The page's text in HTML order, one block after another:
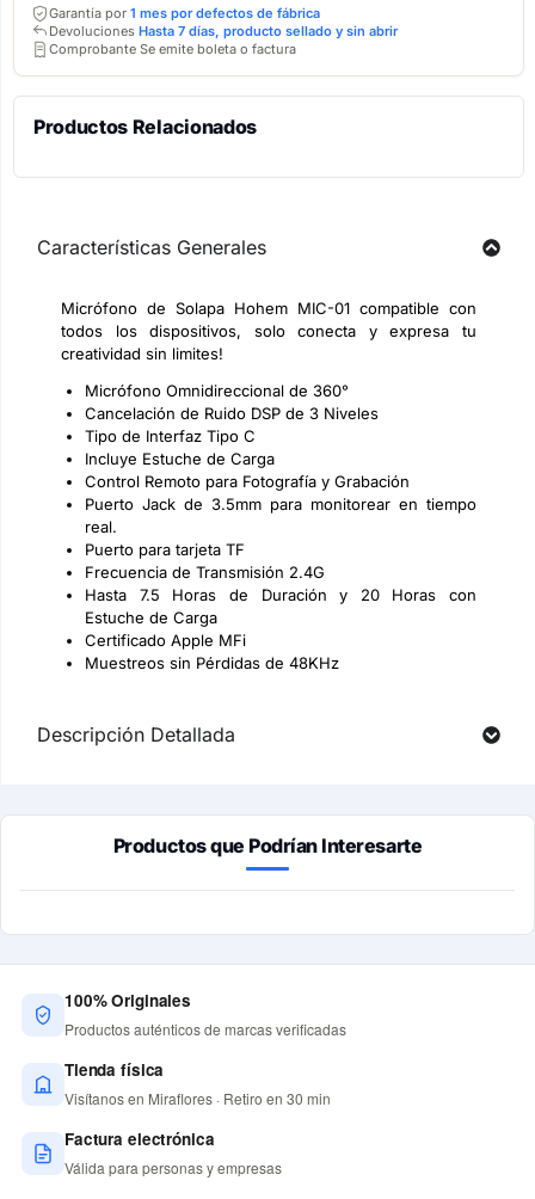
Garantía por 1 mes por defectos de fábrica
Devoluciones Hasta 7 días, producto sellado y sin abrir
Comprobante Se emite boleta o factura
Productos Relacionados
Características Generales
Micrófono de Solapa Hohem MIC-01 compatible con
todos los dispositivos, solo conecta y expresa tu
creatividad sin limites!
Micrófono Omnidireccional de 360°
Cancelación de Ruido DSP de 3 Niveles
Tipo de Interfaz Tipo C
Incluye Estuche de Carga
Control Remoto para Fotografía y Grabación
Puerto Jack de 3.5mm para monitorear en tiempo
real.
Puerto para tarjeta TF
Frecuencia de Transmisión 2.4G
Hasta 7.5 Horas de Duración y 20 Horas con
Estuche de Carga
Certificado Apple MFi
Muestreos sin Pérdidas de 48KHz
Descripción Detallada
Productos que Podrían Interesarte
100% Originales
Productos auténticos de marcas verificadas
Tienda física
Visítanos en Miraflores · Retiro en 30 min
Factura electrónica
Válida para personas y empresas